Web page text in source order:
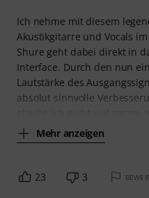
Ich nehme mit diesem
Akustikgitarre und Vocals
Shure geht dabei direkt in
Interface. Durch den nun
Lautstärke des
absolut sinnvolle
Mehr anzeigen
23 3